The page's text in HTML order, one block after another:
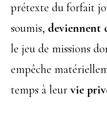
prétexte du forfait
soumis, deviennent
le jeu de missions
empêche
temps à leurvie